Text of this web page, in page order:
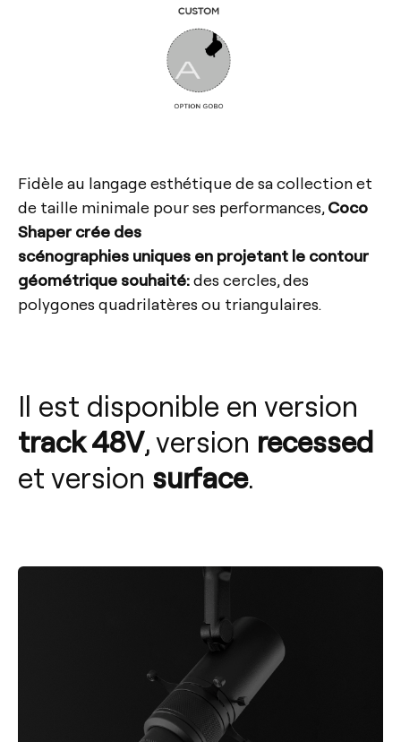
Fidèle au langage esthétique de sa collection et
de taille minimale pour ses performances,Coco
Shaper crée des
scénographies uniques en projetant le contour
géométrique souhaité:des cercles, des
polygones quadrilatères ou triangulaires.
Il est disponible en version
track 48V, version recessed
et version surface.